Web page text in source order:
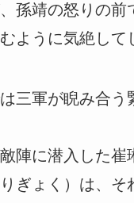
孫靖の怒りの前
ように気絶して
三軍が睨み合う
陣に潜入した崔
ぎょく）は、そ